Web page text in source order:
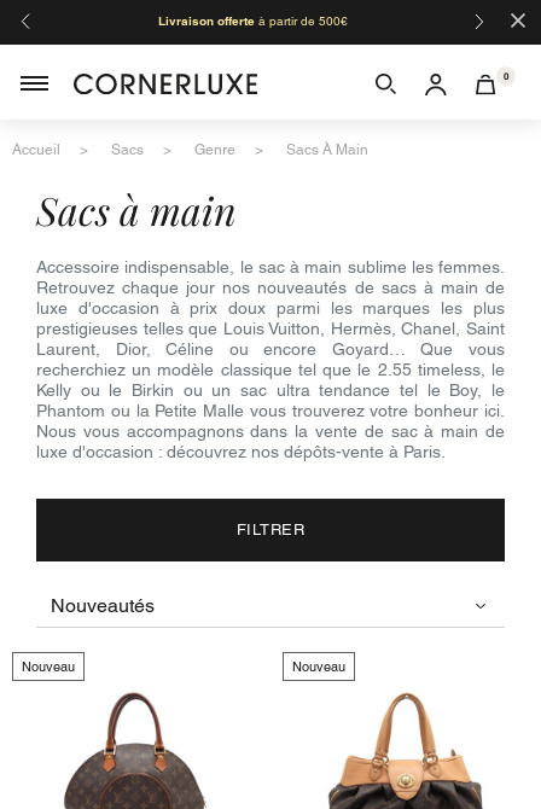
Livraison offerteà partir de 500€ ×
0
Accueil Sacs Genre Sacs À Main
sacs à main
Accessoire indispensable, le sac à main sublime les femmes.
Retrouvez chaque jour nos nouveautés de sacs à main de
luxe d'occasion à prix doux parmi les marques les plus
prestigieuses telles que Louis Vuitton, Hermès, Chanel, Saint
Laurent, Dior, Céline ou encore Goyard… Que vous
recherchiez un modèle classique tel que le 2.55 timeless, le
Kelly ou le Birkin ou un sac ultra tendance tel le Boy, le
Phantom ou la Petite Malle vous trouverez votre bonheur ici.
Nous vous accompagnons dans la vente de sac à main de
luxe d'occasion : découvrez nos dépôts-vente à Paris.
FILTRER
Nouveau Nouveau